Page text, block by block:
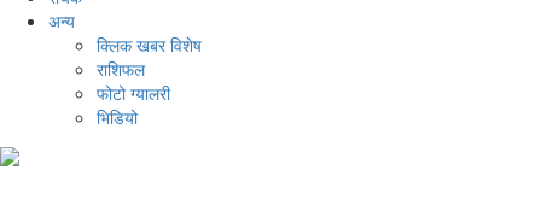
अन्य
क्लिक खबर विशेष
राशिफल
फोटो ग्यालरी
भिडियो